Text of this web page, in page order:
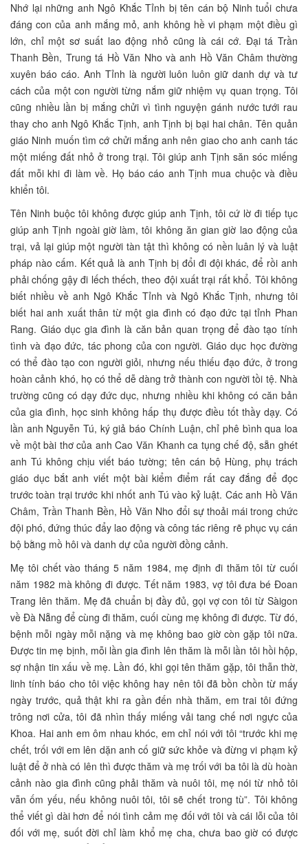
Nhớ lại những anh Ngô Khắc Tỉnh bị tên cán bộ Ninh tuổi chưa
đáng con của anh mắng mỏ, anh không hề vi phạm một điều gì
lớn, chỉ một sơ suất lao động nhỏ cũng là cái cớ. Đại tá Trần
Thanh Bền, Trung tá Hồ Văn Nho và anh Hồ Văn Châm thường
xuyên báo cáo. Anh Tỉnh là người luôn luôn giữ danh dự và tư
cách của một con người từng nắm giữ nhiệm vụ quan trọng. Tôi
cũng nhiều lần bị mắng chửi vì tình nguyện gánh nước tưới rau
thay cho anh Ngô Khắc Tịnh, anh Tịnh bị bại hai chân. Tên quản
giáo Ninh muốn tìm cớ chửi mắng anh nên giao cho anh canh tác
một miếng đất nhỏ ở trong trại. Tôi giúp anh Tịnh săn sóc miếng
đất mỗi khi đi làm về. Họ báo cáo anh Tịnh mua chuộc và điều
khiển tôi.
Tên Ninh buộc tôi không được giúp anh Tịnh, tôi cứ lờ đi tiếp tục
giúp anh Tịnh ngoài giờ làm, tôi không ăn gian giờ lao động của
trại, vả lại giúp một người tàn tật thì không có nền luân lý và luật
pháp nào cấm. Kết quả là anh Tịnh bị đổi đi đội khác, để rồi anh
phải chống gậy đi lếch thếch, theo đội xuất trại rất khổ. Tôi không
biết nhiều về anh Ngô Khắc Tỉnh và Ngô Khắc Tịnh, nhưng tôi
biết hai anh xuất thân từ một gia đình có đạo đức tại tỉnh Phan
Rang. Giáo dục gia đình là căn bản quan trọng để đào tạo tính
tình và đạo đức, tác phong của con người. Giáo dục học đường
có thể đào tạo con người giỏi, nhưng nếu thiếu đạo đức, ở trong
hoàn cảnh khó, họ có thể dễ dàng trở thành con người tồi tệ. Nhà
trường cũng có dạy đức dục, nhưng nhiều khi không có căn bản
của gia đình, học sinh không hấp thụ được điều tốt thầy dạy. Có
lần anh Nguyễn Tú, ký giả báo Chính Luận, chỉ phê bình qua loa
về một bài thơ của anh Cao Văn Khanh ca tụng chế độ, sẵn ghét
anh Tú không chịu viết báo tường; tên cán bộ Hùng, phụ trách
giáo dục bắt anh viết một bài kiểm điểm rất cay đắng để đọc
trước toàn trại trước khi nhốt anh Tú vào kỷ luật. Các anh Hồ Văn
Châm, Trần Thanh Bền, Hồ Văn Nho đổi sự thoải mái trong chức
đội phó, đứng thúc đẩy lao động và công tác riêng rẽ phục vụ cán
bộ bằng mồ hôi và danh dự của người đồng cảnh.
Mẹ tôi chết vào tháng 5 năm 1984, mẹ định đi thăm tôi từ cuối
năm 1982 mà không đi được. Tết năm 1983, vợ tôi đưa bé Đoan
Trang lên thăm. Mẹ đã chuẩn bị đầy đủ, gọi vợ con tôi từ Sàigon
về Đà Nẵng để cùng đi thăm, cuối cùng mẹ không đi được. Từ đó,
bệnh mỗi ngày mỗi nặng và mẹ không bao giờ còn gặp tôi nữa.
Được tin mẹ bịnh, mỗi lần gia đình lên thăm là mỗi lần tôi hồi hộp,
sợ nhận tin xấu về mẹ. Lần đó, khi gọi tên thăm gặp, tôi thẫn thờ,
linh tính báo cho tôi việc không hay nên tôi đã bồn chồn từ mấy
ngày trước, quả thật khi ra gần đến nhà thăm, em trai tôi đứng
trông nơi cửa, tôi đã nhìn thấy miếng vải tang chế nơi ngực của
Khoa. Hai anh em ôm nhau khóc, em chỉ nói với tôi “trước khi mẹ
chết, trối với em lên dặn anh cố giữ sức khỏe và đừng vi phạm kỷ
luật để ở nhà có lên thì được thăm và mẹ trối với ba tôi là dù hoàn
cảnh nào gia đình cũng phải thăm và nuôi tôi, mẹ nói từ nhỏ tôi
vẫn ốm yếu, nếu không nuôi tôi, tôi sẽ chết trong tù”. Tôi không
thể viết gì dài hơn để nói tình cảm mẹ đối với tôi và cái lỗi của tôi
đối với mẹ, suốt đời chỉ làm khổ mẹ cha, chưa bao giờ có được